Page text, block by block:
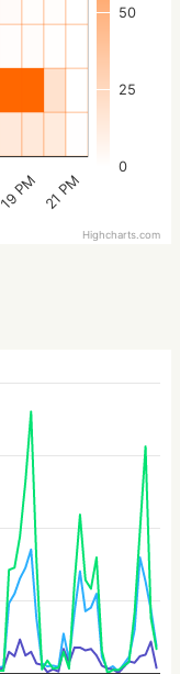
0
25
50
19 PM 21 PM
Highcharts.com